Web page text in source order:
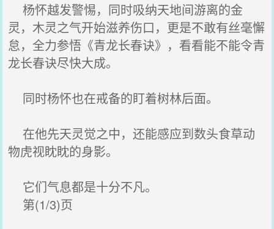
杨怀越发警惕，同时吸纳天地间游离的金
灵，木灵之气开始滋养伤口，更是不敢有丝毫懈
怠，全力参悟《青龙长春诀》，看看能不能令青
龙长春诀尽快大成。
同时杨怀也在戒备的盯着树林后面。
在他先天灵觉之中，还能感应到数头食草动
物虎视眈眈的身影。
它们气息都是十分不凡。
第(1/3)页